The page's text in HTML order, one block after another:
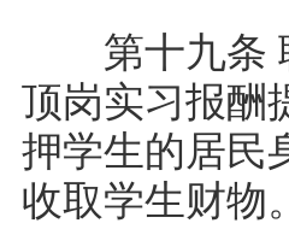
第十九条 职
顶岗实习报酬
押学生的居民
收取学生财